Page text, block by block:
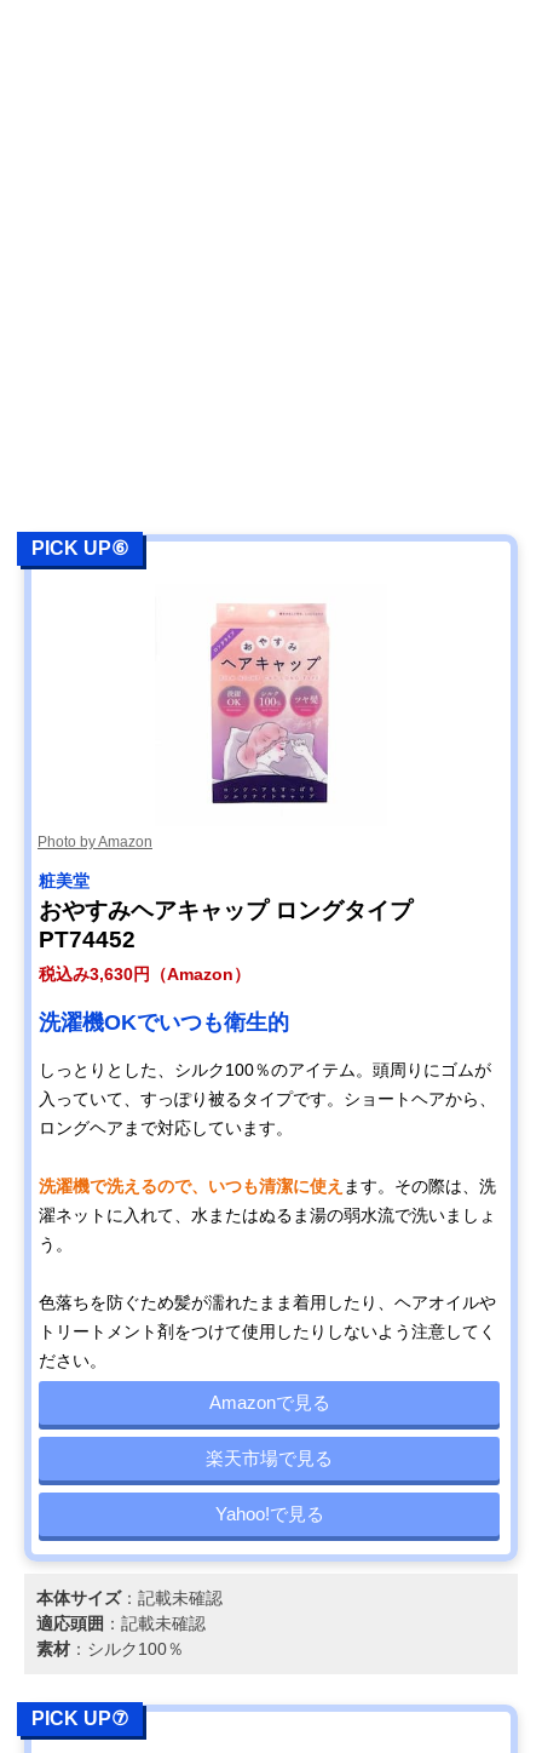
PICK UP⑥
Photo by Amazon
粧美堂
おやすみヘアキャップ ロングタイプ
PT74452
税込み3,630円（Amazon）
洗濯機OKでいつも衛生的
しっとりとした、シルク100％のアイテム。頭周りにゴムが
入っていて、すっぽり被るタイプです。ショートヘアから、
ロングヘアまで対応しています。
洗濯機で洗えるので、いつも清潔に使え ます。その際は、洗
濯ネットに入れて、水またはぬるま湯の弱水流で洗いましょ
う。
色落ちを防ぐため髪が濡れたまま着用したり、ヘアオイルや
トリートメント剤をつけて使用したりしないよう注意してく
ださい。
Amazonで見る
楽天市場で見る
Yahoo!で見る
本体サイズ：記載未確認
適応頭囲 ：記載未確認
素材 ：シルク100％
PICK UP⑦